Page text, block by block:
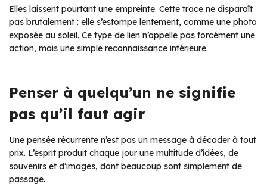
Elles laissent pourtant une empreinte. Cette trace ne disparaît
pas brutalement : elle s’estompe lentement, comme une photo
exposée au soleil. Ce type de lien n’appelle pas forcément une
action, mais une simple reconnaissance intérieure.
Penser à quelqu’un ne signifie
pas qu’il faut agir
Une pensée récurrente n’est pas un message à décoder à tout
prix. L’esprit produit chaque jour une multitude d’idées, de
souvenirs et d’images, dont beaucoup sont simplement de
passage.